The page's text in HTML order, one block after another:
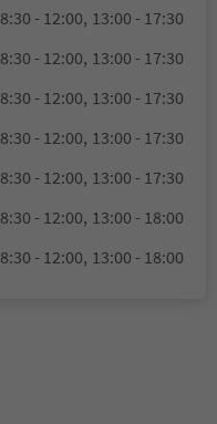
8:30 - 12:00, 13:00 - 17:30
8:30 - 12:00, 13:00 - 17:30
8:30 - 12:00, 13:00 - 17:30
8:30 - 12:00, 13:00 - 17:30
8:30 - 12:00, 13:00 - 17:30
8:30 - 12:00, 13:00 - 18:00
8:30 - 12:00, 13:00 - 18:00